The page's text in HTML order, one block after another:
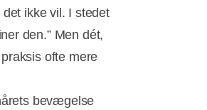
ikke vil. I stedet
den.” Men dét,
ofte mere
bevægelse